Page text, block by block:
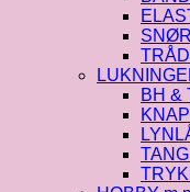
TRÅD
BH &